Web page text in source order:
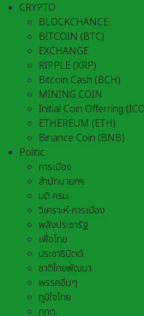
CRYPTO
BLOCKCHANCE
BITCOIN (BTC)
EXCHANGE
RIPPLE (XRP)
Bitcoin Cash (BCH)
MINING COIN
Initial Coin Offerring
ETHEREUM (ETH)
Binance Coin (BNB)
Politic
การเมือง
สำนักนายกฯ
มติ ครม.
วิเคราะห์-การเมือง
พลังประชารัฐ
เพื่อไทย
ประชาธิปัตต์
ชาติไทยพัฒนา
พรรคอื่นๆ
ภูมิใจไทย
กกต.